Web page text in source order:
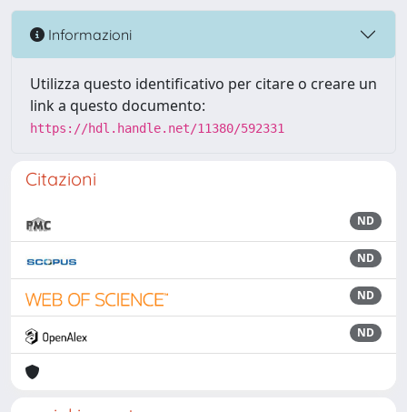
Informazioni
Utilizza questo identificativo per citare o creare un
link a questo documento:
https://hdl.handle.net/11380/592331
Citazioni
ND
ND
ND
ND